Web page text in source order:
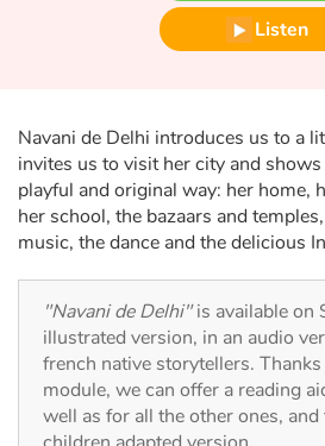
Ogres, monsters and witches
Ecology, nature, seasons
The animals
Travel, epic, investigation,
Around the world
Learning
Listen
Navani de Delhi introduces us to a
invites us to visit her city and
playful and original way: her home,
her school, the bazaars and
music, the dance and the delicious
"Navani de Delhi"is available on
illustrated version, in an audio
french native storytellers.
module, we can offer a reading
well as for all the other ones,